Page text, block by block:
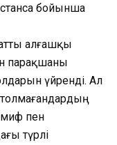
бойынша
алғашқы
парақшаны
үйренді. Ал
миф пен
түрлі